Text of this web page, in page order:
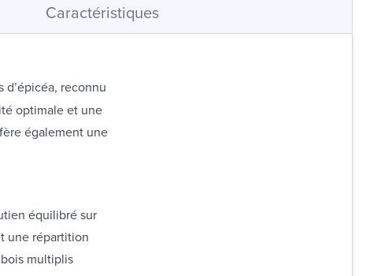
Caractéristiques
reconnu
optimale et une
également une
équilibré sur
une répartition
multiplis